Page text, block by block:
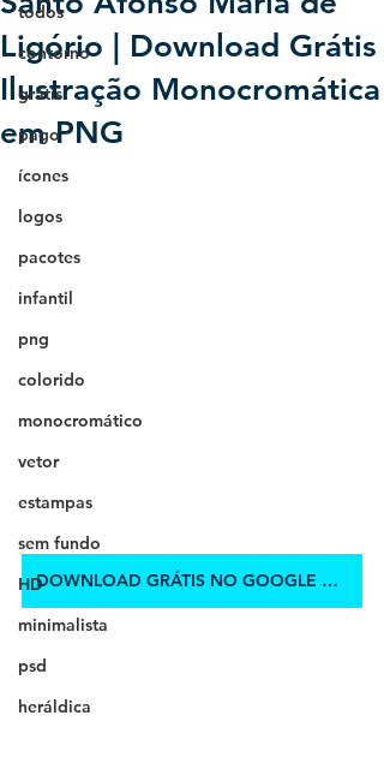
todos
contorno
grátis
pago
ícones
logos
pacotes
infantil
png
colorido
monocromático
vetor
estampas
sem fundo
HD
minimalista
psd
heráldica
Ligório | Download Grátis
Ilustração Monocromática
em PNG
DOWNLOAD GRÁTIS NO GOOGLE DRIVE